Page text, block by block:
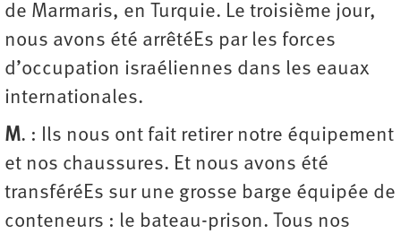
de Marmaris, en Turquie. Le troisième jour,
nous avons été arrêtéEs par les forces
d’occupation israéliennes dans les eauax
internationales.
M. : Ils nous ont fait retirer notre équipement
et nos chaussures. Et nous avons été
transféréEs sur une grosse barge équipée de
conteneurs : le bateau-prison. Tous nos